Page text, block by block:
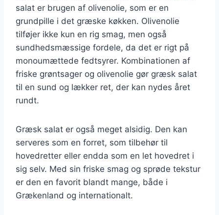
salat er brugen af olivenolie, som er en
grundpille i det græske køkken. Olivenolie
tilføjer ikke kun en rig smag, men også
sundhedsmæssige fordele, da det er rigt på
monoumættede fedtsyrer. Kombinationen af
friske grøntsager og olivenolie gør græsk salat
til en sund og lækker ret, der kan nydes året
rundt.
Græsk salat er også meget alsidig. Den kan
serveres som en forret, som tilbehør til
hovedretter eller endda som en let hovedret i
sig selv. Med sin friske smag og sprøde tekstur
er den en favorit blandt mange, både i
Grækenland og internationalt.